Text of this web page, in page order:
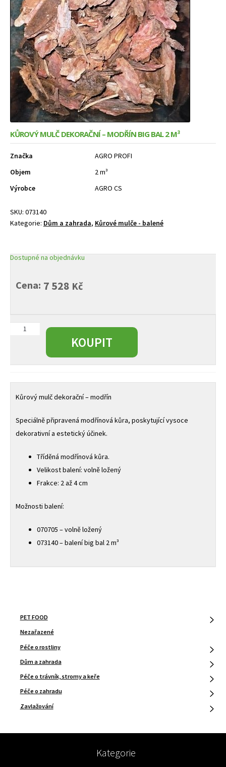
Služby
KŮROVÝ MULČ DEKORAČNÍ – MODŘÍN BIG BAL 2 M³
Značka
AGRO PROFI
Objem
2 m³
Výrobce
AGRO CS
SKU: 073140
Kategorie: Dům a zahrada, Kůrové mulče - balené
Cena: 7 528 Kč
Dostupné na objednávku
Kůrový
big
bal
množství
KOUPIT
Kůrový mulč dekorační – modřín
Speciálně připravená modřínová kůra, poskytující vysoce
dekorativní a estetický účinek.
Tříděná modřínová kůra.
Velikost balení: volně ložený
Frakce: 2 až 4 cm
Možnosti balení:
070705 – volně ložený
073140 – balení big bal 2 m³
PET FOOD
Nezařazené
Péče o rostliny
Dům a zahrada
Péče o trávník, stromy a keře
Péče o zahradu
Zavlažování
Kategorie